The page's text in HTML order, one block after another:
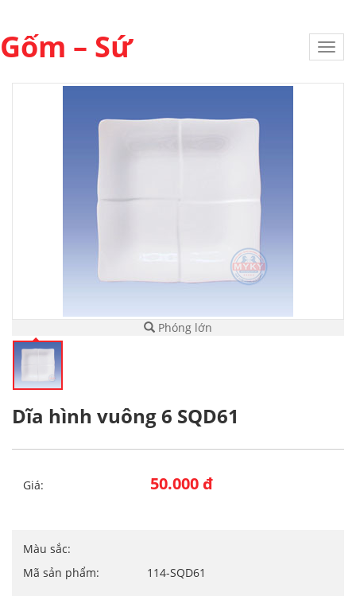
Gốm – Sứ
Phóng lớn
Dĩa hình vuông 6 SQD61
Giá: 50.000 đ
Màu sắc:
Mã sản phẩm:
114-SQD61